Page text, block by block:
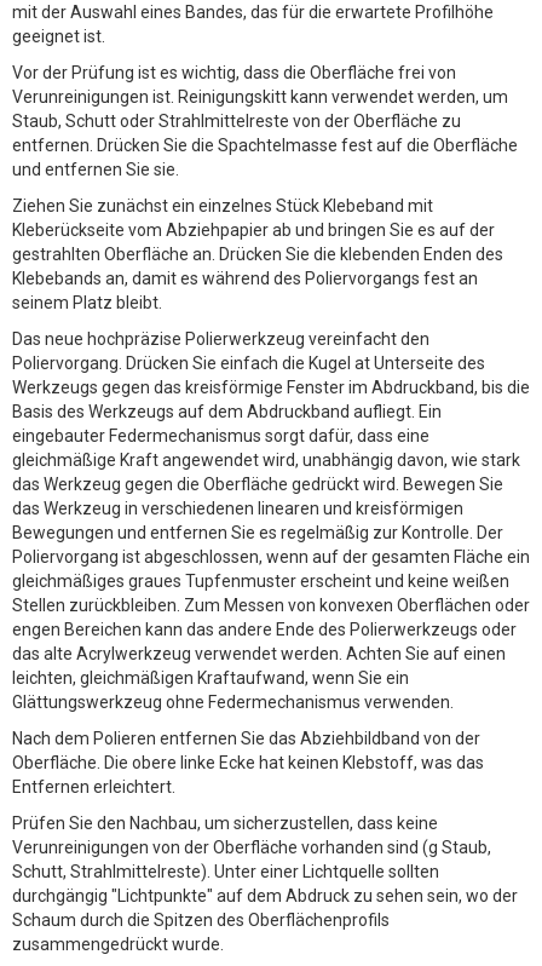
mit der Auswahl eines Bandes, das für die erwartete Profilhöhe
geeignet ist.
Vor der Prüfung ist es wichtig, dass die Oberfläche frei von
Verunreinigungen ist. Reinigungskitt kann verwendet werden, um
Staub, Schutt oder Strahlmittelreste von der Oberfläche zu
entfernen. Drücken Sie die Spachtelmasse fest auf die Oberfläche
und entfernen Sie sie.
Ziehen Sie zunächst ein einzelnes Stück Klebeband mit
Kleberückseite vom Abziehpapier ab und bringen Sie es auf der
gestrahlten Oberfläche an. Drücken Sie die klebenden Enden des
Klebebands an, damit es während des Poliervorgangs fest an
seinem Platz bleibt.
Das neue hochpräzise Polierwerkzeug vereinfacht den
Poliervorgang. Drücken Sie einfach die Kugel at Unterseite des
Werkzeugs gegen das kreisförmige Fenster im Abdruckband, bis die
Basis des Werkzeugs auf dem Abdruckband aufliegt. Ein
eingebauter Federmechanismus sorgt dafür, dass eine
gleichmäßige Kraft angewendet wird, unabhängig davon, wie stark
das Werkzeug gegen die Oberfläche gedrückt wird. Bewegen Sie
das Werkzeug in verschiedenen linearen und kreisförmigen
Bewegungen und entfernen Sie es regelmäßig zur Kontrolle. Der
Poliervorgang ist abgeschlossen, wenn auf der gesamten Fläche ein
gleichmäßiges graues Tupfenmuster erscheint und keine weißen
Stellen zurückbleiben. Zum Messen von konvexen Oberflächen oder
engen Bereichen kann das andere Ende des Polierwerkzeugs oder
das alte Acrylwerkzeug verwendet werden. Achten Sie auf einen
leichten, gleichmäßigen Kraftaufwand, wenn Sie ein
Glättungswerkzeug ohne Federmechanismus verwenden.
Nach dem Polieren entfernen Sie das Abziehbildband von der
Oberfläche. Die obere linke Ecke hat keinen Klebstoff, was das
Entfernen erleichtert.
Prüfen Sie den Nachbau, um sicherzustellen, dass keine
Verunreinigungen von der Oberfläche vorhanden sind (g Staub,
Schutt, Strahlmittelreste). Unter einer Lichtquelle sollten
durchgängig "Lichtpunkte" auf dem Abdruck zu sehen sein, wo der
Schaum durch die Spitzen des Oberflächenprofils
zusammengedrückt wurde.